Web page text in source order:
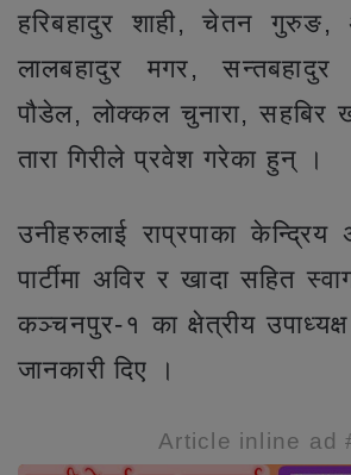
हरिबहादुर शाही, चेतन गुरुङ,
लालबहादुर मगर,
पौडेल, लोक्कल चुनारा, सहबिर
तारा गिरीले प्रवेश गरेका हुन् ।
उनीहरुलाई राप्रपाका
पार्टीमा अविर र खादा सहित
कञ्चनपुर-१ का क्षेत्रीय
जानकारी दिए ।
Article inline ad